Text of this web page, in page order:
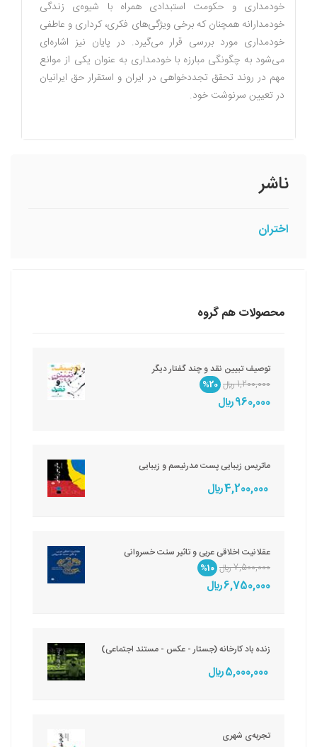
خودمداری و حکومت استبدادی همراه با شیوه‌ی زندگی
خودمدارانه همچنان که برخی ویژگی‌های فکری، کرداری و عاطفی
خودمداری مورد بررسی قرار می‌گیرد. در پایان نیز اشاره‌ای
می‌شود به چگونگی مبارزه با خودمداری به عنوان یکی از موانع
مهم در روند تحقق تجددخواهی در ایران و استقرار حق ایرانیان
در تعیین سرنوشت خود.
ناشر
اختران
محصولات هم گروه
توصیف تبیین نقد و چند گفتار دیگر
1,200,000 ريال
%20
960,000 ريال
ماتریس زیبایی پست مدرنیسم و زیبایی
4,200,000 ريال
عقلانیت اخلاقی عربی و تاثیر سنت خسروانی
7,500,000 ريال
%10
6,750,000 ريال
زنده باد کارخانه (جستار - عکس - مستند اجتماعی)
5,000,000 ريال
تجربه‌ی شهری